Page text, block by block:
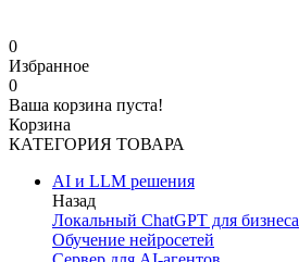
0
Избранное
0
Ваша корзина пуста!
Корзина
КАТЕГОРИЯ ТОВАРА
AI и LLM решения
Назад
Локальный ChatGPT для бизнеса
Обучение нейросетей